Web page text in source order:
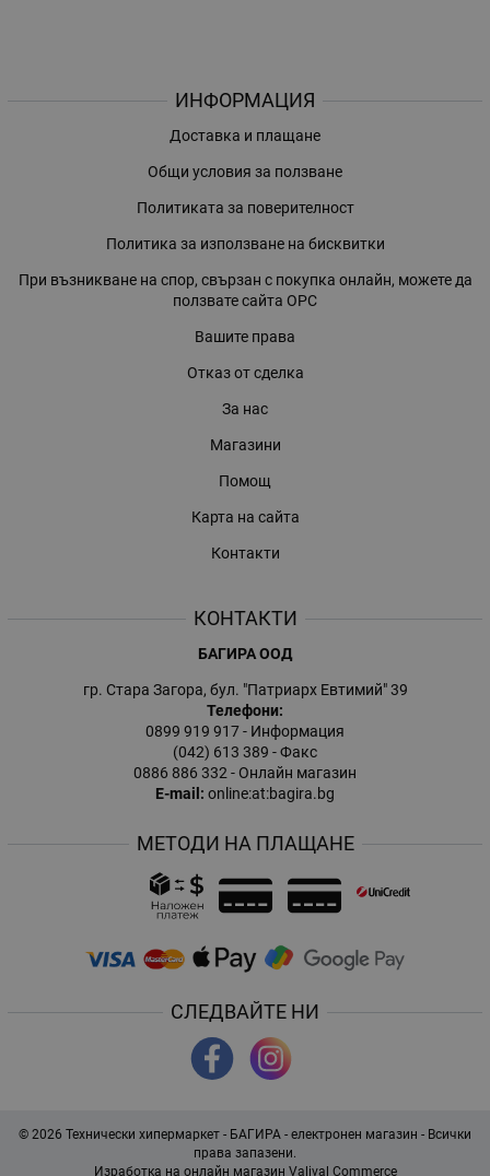
ИНФОРМАЦИЯ
Доставка и плащане
Общи условия за ползване
Политиката за поверителност
Политика за използване на бисквитки
При възникване на спор, свързан с покупка онлайн, можете да
ползвате сайта ОРС
Вашите права
Отказ от сделка
За нас
Магазини
Помощ
Карта на сайта
Контакти
КОНТАКТИ
БАГИРА ООД
гр. Стара Загора, бул. "Патриарх Евтимий" 39
Телефони:
0899 919 917- Информация
(042) 613 389 - Факс
0886 886 332- Онлайн магазин
E-mail: online:at:bagira.bg
МЕТОДИ НА ПЛАЩАНЕ
СЛЕДВАЙТЕ НИ
© 2026 Технически хипермаркет - БАГИРА - електронен магазин - Всички
права запазени.
Изработка на онлайн магазин Valival Commerce